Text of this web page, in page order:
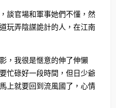
談官場和軍事她們不懂，然
玩弄陰謀詭計的人，在江南
，我很是愜意的伸了伸懶
忙碌好一段時間，但日少爺
上就要回到流風國了，心情